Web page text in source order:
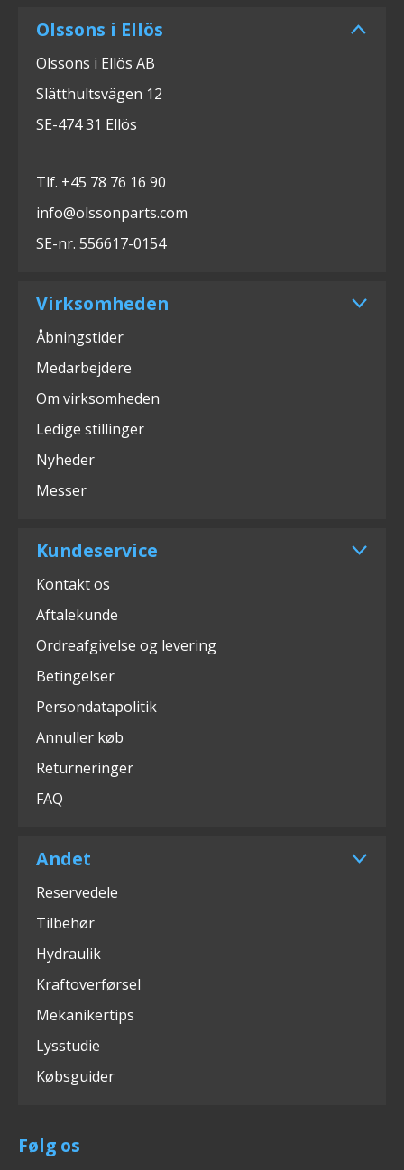
Olssons i Ellös
Olssons i Ellös AB
Slätthultsvägen 12
SE-474 31 Ellös
Tlf. +45 78 76 16 90
info@olssonparts.com
SE-nr. 556617-0154
Virksomheden
Åbningstider
Medarbejdere
Om virksomheden
Ledige stillinger
Nyheder
Messer
Kundeservice
Kontakt os
Aftalekunde
Ordreafgivelse og levering
Betingelser
Persondatapolitik
Annuller køb
Returneringer
FAQ
Andet
Reservedele
Tilbehør
Hydraulik
Kraftoverførsel
Mekanikertips
Lysstudie
Købsguider
Følg os